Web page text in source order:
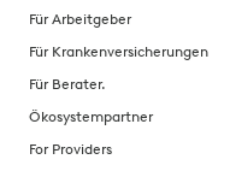
Für Arbeitgeber
Für Krankenversicherungen
Für Berater.
Ökosystempartner
For Providers